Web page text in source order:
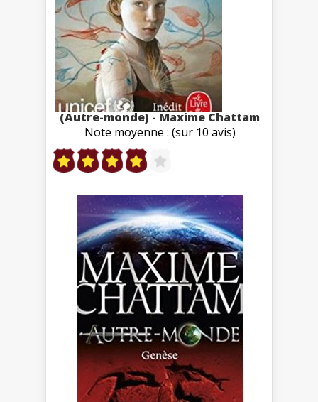
(Autre-monde) - Maxime Chattam
Note moyenne : (sur 10 avis)